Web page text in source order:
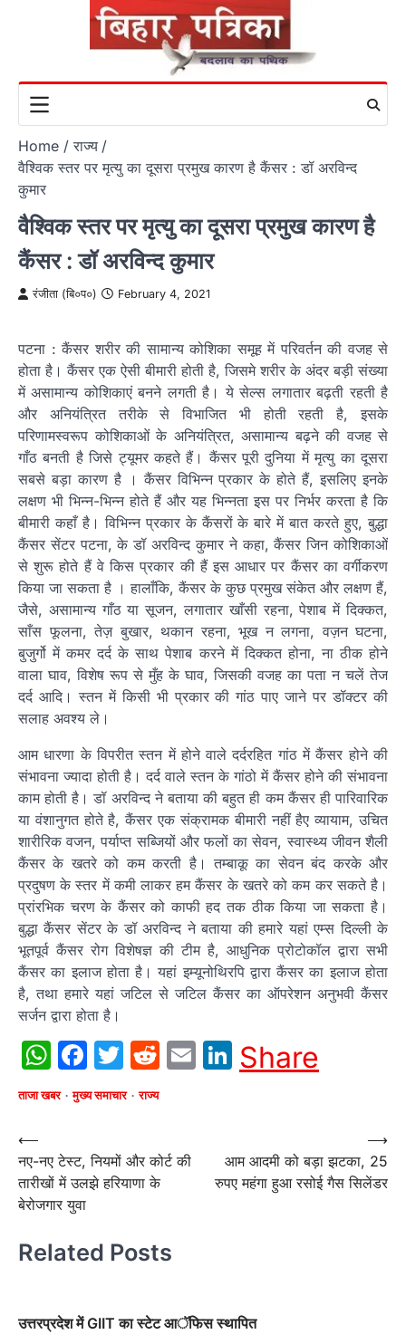
Home
राज्य
वैश्विक स्तर पर मृत्यु का दूसरा प्रमुख कारण है कैंसर : डॉ अरविन्द
कुमार
वैश्विक स्तर पर मृत्यु का दूसरा प्रमुख कारण है
कैंसर : डॉ अरविन्द कुमार
रंजीता (बि०प०) February 4, 2021
पटना : कैंसर शरीर की सामान्य कोशिका समूह में परिवर्तन की वजह से
होता है। कैंसर एक ऐसी बीमारी होती है, जिसमे शरीर के अंदर बड़ी संख्या
में असामान्य कोशिकाएं बनने लगती है। ये सेल्स लगातार बढ़ती रहती है
और अनियंत्रित तरीके से विभाजित भी होती रहती है, इसके
परिणामस्वरूप कोशिकाओं के अनियंत्रित, असामान्य बढ़ने की वजह से
गाँठ बनती है जिसे ट्यूमर कहते हैं। कैंसर पूरी दुनिया में मृत्यु का दूसरा
सबसे बड़ा कारण है । कैंसर विभिन्न प्रकार के होते हैं, इसलिए इनके
लक्षण भी भिन्न-भिन्न होते हैं और यह भिन्नता इस पर निर्भर करता है कि
बीमारी कहाँ है। विभिन्न प्रकार के कैंसरों के बारे में बात करते हुए, बुद्धा
कैंसर सेंटर पटना, के डॉ अरविन्द कुमार ने कहा, कैंसर जिन कोशिकाओं
से शुरू होते हैं वे किस प्रकार की हैं इस आधार पर कैंसर का वर्गीकरण
किया जा सकता है । हालाँकि, कैंसर के कुछ प्रमुख संकेत और लक्षण हैं,
जैसे, असामान्य गाँठ या सूजन, लगातार खाँसी रहना, पेशाब में दिक्कत,
साँस फूलना, तेज़ बुखार, थकान रहना, भूख न लगना, वज़न घटना,
बुजुर्गो में कमर दर्द के साथ पेशाब करने में दिक्कत होना, ना ठीक होने
वाला घाव, विशेष रूप से मुँह के घाव, जिसकी वजह का पता न चलें तेज
दर्द आदि। स्तन में किसी भी प्रकार की गांठ पाए जाने पर डॉक्टर की
सलाह अवश्य ले।
आम धारणा के विपरीत स्तन में होने वाले दर्दरहित गांठ में कैंसर होने की
संभावना ज्यादा होती है। दर्द वाले स्तन के गांठो में कैंसर होने की संभावना
काम होती है। डॉ अरविन्द ने बताया की बहुत ही कम कैंसर ही पारिवारिक
या वंशानुगत होते है, कैंसर एक संक्रामक बीमारी नहीं हैए व्यायाम, उचित
शारीरिक वजन, पर्याप्त सब्जियों और फलों का सेवन, स्वास्थ्य जीवन शैली
कैंसर के खतरे को कम करती है। तम्बाकू का सेवन बंद करके और
प्रदुषण के स्तर में कमी लाकर हम कैंसर के खतरे को कम कर सकते है।
प्रांरभिक चरण के कैंसर को काफी हद तक ठीक किया जा सकता है।
बुद्धा कैंसर सेंटर के डॉ अरविन्द ने बताया की हमारे यहां एम्स दिल्ली के
भूतपूर्व कैंसर रोग विशेषज्ञ की टीम है, आधुनिक प्रोटोकॉल द्वारा सभी
कैंसर का इलाज होता है। यहां इम्यूनोथिरपि द्वारा कैंसर का इलाज होता
है, तथा हमारे यहां जटिल से जटिल कैंसर का ऑपरेशन अनुभवी कैंसर
सर्जन द्वारा होता है।
WhatsApp
Facebook
Twitter
Reddit
EmailLinkedIn
Share
ताजा खबर मुख्य समाचार राज्य
Post
navigation
⟵
नए-नए टेस्ट, नियमों और कोर्ट की
तारीखों में उलझे हरियाणा के
बेरोजगार युवा
आम आदमी को बड़ा झटका, 25
रुपए महंगा हुआ रसोई गैस सिलेंडर
⟶
Related Posts
उत्तरप्रदेश में GIIT का स्टेट आॅफिस स्थापित